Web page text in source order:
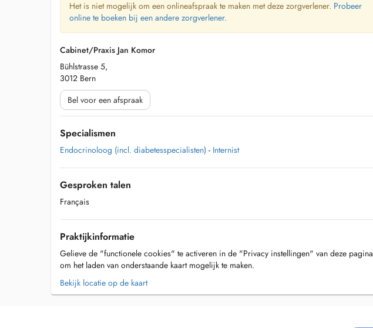
Het is niet mogelijk om een onlineafspraak te maken met deze zorgverlener. Probeer
online te boeken bij een andere zorgverlener.
Cabinet/Praxis Jan Komor
Bühlstrasse 5,
3012 Bern
Bel voor een afspraak
Specialismen
Endocrinoloog (incl. diabetesspecialisten) - Internist
Gesproken talen
Français
Praktijkinformatie
Gelieve de "functionele cookies" te activeren in de "Privacy instellingen" van deze pagina
om het laden van onderstaande kaart mogelijk te maken.
Bekijk locatie op de kaart